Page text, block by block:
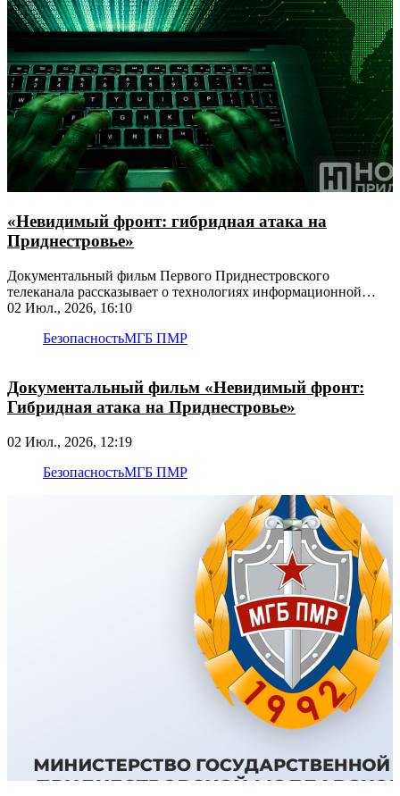
«Невидимый фронт: гибридная атака на
Приднестровье»
Документальный фильм Первого Приднестровского
телеканала рассказывает о технологиях информационной
войны против Приднестровья
02 Июл., 2026, 16:10
БезопасностьМГБ ПМР
Документальный фильм «Невидимый фронт:
Гибридная атака на Приднестровье»
02 Июл., 2026, 12:19
БезопасностьМГБ ПМР